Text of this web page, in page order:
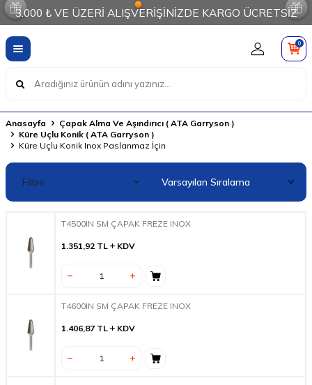
3.000 ₺ VE ÜZERİ ALIŞVERİŞİNİZDE KARGO ÜCRETSİZ
0
Anasayfa
Çapak Alma Ve Aşındırıcı ( ATA Garryson )
Küre Uçlu Konik ( ATA Garryson )
Küre Uçlu Konik Inox Paslanmaz İçin
Filtre
T4500IN SM ÇAPAK FREZE INOX
1.351,92 TL KDV
T4600IN SM ÇAPAK FREZE INOX
1.406,87 TL KDV